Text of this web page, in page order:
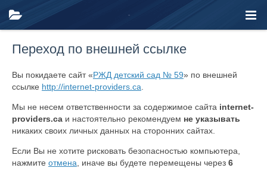
Переход по внешней ссылке
Вы покидаете сайт «РЖД детский сад № 59» по внешней
ссылке http://internet-providers.ca
Мы не несем ответственности за содержимое сайта internet-
providers.ca и настоятельно рекомендуем не указывать
никаких своих личных данных на сторонних сайтах.
Если Вы не хотите рисковать безопасностью компьютера,
нажмите отмена , иначе вы будете перемещены через 6